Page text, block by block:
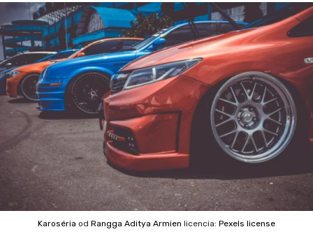
Karoséria od Rangga Aditya Armien licencia: Pexels license